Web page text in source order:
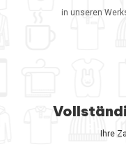
in unseren
Ihre